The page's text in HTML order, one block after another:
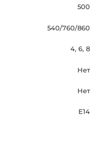
500
540/760/860
4, 6, 8
Нет
Нет
E14